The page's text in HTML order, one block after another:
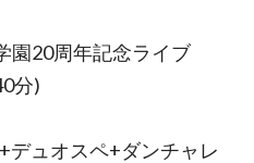
園20周年記念ライブ
分)
デュオスペ+ダンチャレ